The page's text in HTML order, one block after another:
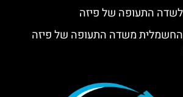
התעופה של פיזה
החשמלית משדה התעופה של פיזה